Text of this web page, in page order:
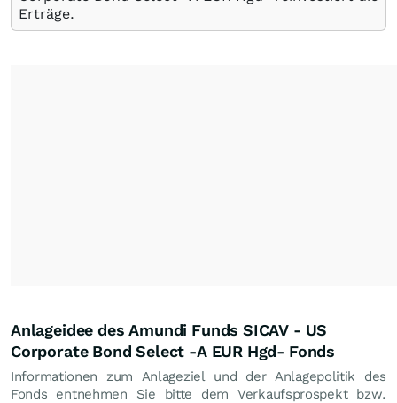
Erträge.
Anlageidee des Amundi Funds SICAV - US
Corporate Bond Select -A EUR Hgd- Fonds
Informationen zum Anlageziel und der Anlagepolitik des
Fonds entnehmen Sie bitte dem Verkaufsprospekt bzw.